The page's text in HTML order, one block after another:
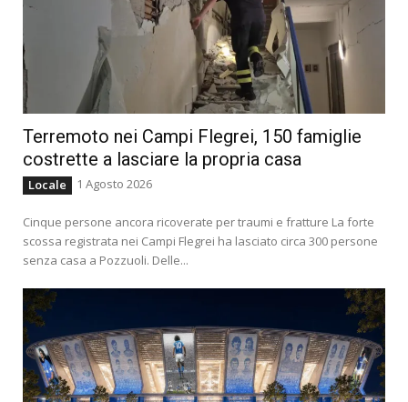
Terremoto nei Campi Flegrei, 150 famiglie
costrette a lasciare la propria casa
Locale 1 Agosto 2026
Cinque persone ancora ricoverate per traumi e fratture La forte
scossa registrata nei Campi Flegrei ha lasciato circa 300 persone
senza casa a Pozzuoli. Delle...